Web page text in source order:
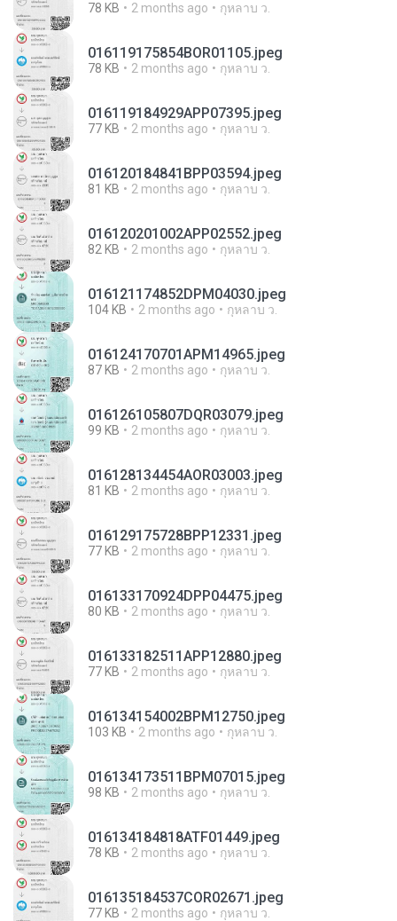
78 KB 2 months ago กุหลาบ ว.
016119175854BOR01105.jpeg
78 KB 2 months ago กุหลาบ ว.
016119184929APP07395.jpeg
77 KB 2 months ago กุหลาบ ว.
016120184841BPP03594.jpeg
81 KB 2 months ago กุหลาบ ว.
016120201002APP02552.jpeg
82 KB 2 months ago กุหลาบ ว.
016121174852DPM04030.jpeg
104 KB 2 months ago กุหลาบ ว.
016124170701APM14965.jpeg
87 KB 2 months ago กุหลาบ ว.
016126105807DQR03079.jpeg
99 KB 2 months ago กุหลาบ ว.
016128134454AOR03003.jpeg
81 KB 2 months ago กุหลาบ ว.
016129175728BPP12331.jpeg
77 KB 2 months ago กุหลาบ ว.
016133170924DPP04475.jpeg
80 KB 2 months ago กุหลาบ ว.
016133182511APP12880.jpeg
77 KB 2 months ago กุหลาบ ว.
016134154002BPM12750.jpeg
103 KB 2 months ago กุหลาบ ว.
016134173511BPM07015.jpeg
98 KB 2 months ago กุหลาบ ว.
016134184818ATF01449.jpeg
78 KB 2 months ago กุหลาบ ว.
016135184537COR02671.jpeg
77 KB 2 months ago กุหลาบ ว.